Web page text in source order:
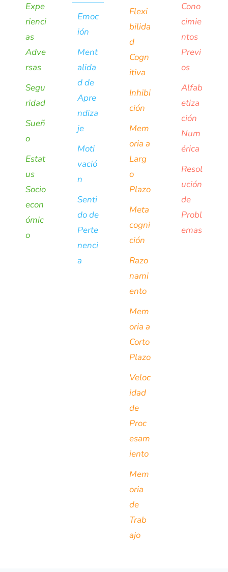
Expe
rienci
as
Adve
rsas
Segu
ridad
Sueñ
o
Estat
us
Socio
econ
ómic
o
Emoc
ión
Ment
alida
d de
Apre
ndiza
je
Moti
vació
n
Senti
do de
Perte
nenci
a
Flexi
bilida
d
Cogn
itiva
Inhibi
ción
Mem
oria a
Larg
o
Plazo
Meta
cogni
ción
Razo
nami
ento
Mem
oria a
Corto
Plazo
Veloc
idad
de
Proc
esam
iento
Mem
oria
de
Trab
ajo
Cono
cimie
ntos
Previ
os
Alfab
etiza
ción
Num
érica
Resol
ución
de
Probl
emas